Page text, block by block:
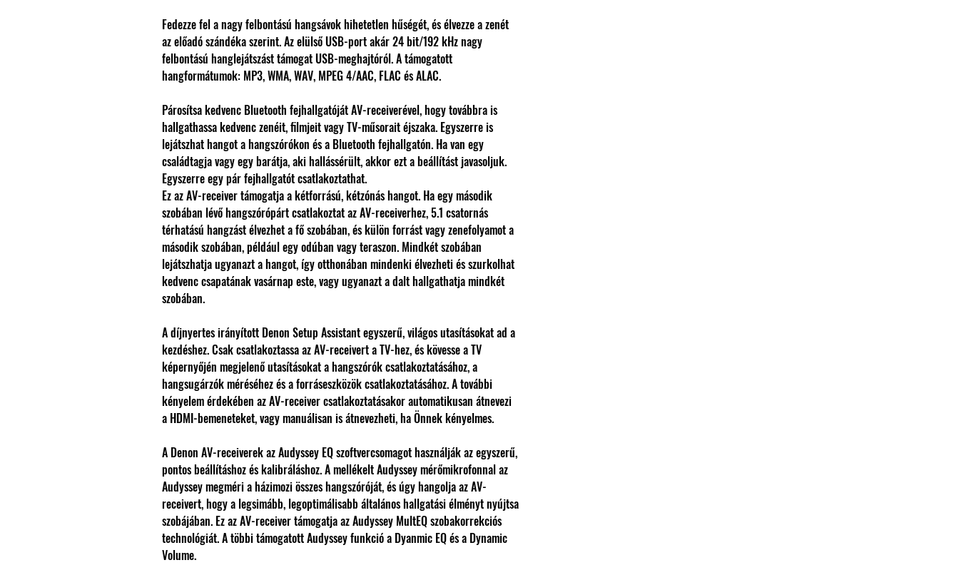
Fedezze fel a nagy felbontású hangsávok hihetetlen hűségét, és élvezze a zenét
az előadó szándéka szerint. Az elülső USB-port akár 24 bit/192 kHz nagy
felbontású hanglejátszást támogat USB-meghajtóról. A támogatott
hangformátumok: MP3, WMA, WAV, MPEG 4/AAC, FLAC és ALAC.
Párosítsa kedvenc Bluetooth fejhallgatóját AV-receiverével, hogy továbbra is
hallgathassa kedvenc zenéit, filmjeit vagy TV-műsorait éjszaka. Egyszerre is
lejátszhat hangot a hangszórókon és a Bluetooth fejhallgatón. Ha van egy
családtagja vagy egy barátja, aki hallássérült, akkor ezt a beállítást javasoljuk.
Egyszerre egy pár fejhallgatót csatlakoztathat.
Ez az AV-receiver támogatja a kétforrású, kétzónás hangot. Ha egy második
szobában lévő hangszórópárt csatlakoztat az AV-receiverhez, 5.1 csatornás
térhatású hangzást élvezhet a fő szobában, és külön forrást vagy zenefolyamot a
második szobában, például egy odúban vagy teraszon. Mindkét szobában
lejátszhatja ugyanazt a hangot, így otthonában mindenki élvezheti és szurkolhat
kedvenc csapatának vasárnap este, vagy ugyanazt a dalt hallgathatja mindkét
szobában.
A díjnyertes irányított Denon Setup Assistant egyszerű, világos utasításokat ad a
kezdéshez. Csak csatlakoztassa az AV-receivert a TV-hez, és kövesse a TV
képernyőjén megjelenő utasításokat a hangszórók csatlakoztatásához, a
hangsugárzók méréséhez és a forráseszközök csatlakoztatásához. A további
kényelem érdekében az AV-receiver csatlakoztatásakor automatikusan átnevezi
a HDMI-bemeneteket, vagy manuálisan is átnevezheti, ha Önnek kényelmes.
A Denon AV-receiverek az Audyssey EQ szoftvercsomagot használják az egyszerű,
pontos beállításhoz és kalibráláshoz. A mellékelt Audyssey mérőmikrofonnal az
Audyssey megméri a házimozi összes hangszóróját, és úgy hangolja az AV-
receivert, hogy a legsimább, legoptimálisabb általános hallgatási élményt nyújtsa
szobájában. Ez az AV-receiver támogatja az Audyssey MultEQ szobakorrekciós
technológiát. A többi támogatott Audyssey funkció a Dyanmic EQ és a Dynamic
Volume.